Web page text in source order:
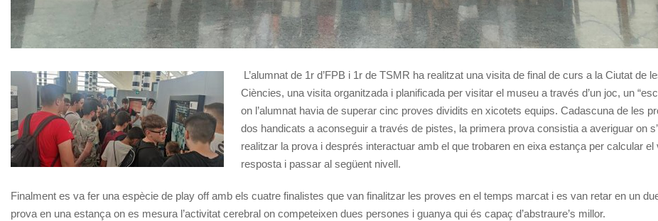
L’alumnat de 1r d’FPB i 1r de TSMR ha realitzat una visita de final de curs a la Ciutat de
Ciències, una visita organitzada i planificada per visitar el museu a través d’un joc, un
on l’alumnat havia de superar cinc proves dividits en xicotets equips. Cadascuna de les
dos handicats a aconseguir a través de pistes, la primera prova consistia a averiguar on
realitzar la prova i després interactuar amb el que trobaren en eixa estança per calcular el
resposta i passar al següent nivell.
Finalment es va fer una espècie de play off amb els cuatre finalistes que van finalitzar les proves en el temps marcat i es van retar en un
prova en una estança on es mesura l’activitat cerebral on competeixen dues persones i guanya qui és capaç d’abstraure’s millor.